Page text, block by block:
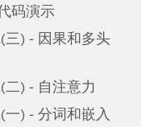
码演示
三) - 因果和多头
二) - 自注意力
一) - 分词和嵌入